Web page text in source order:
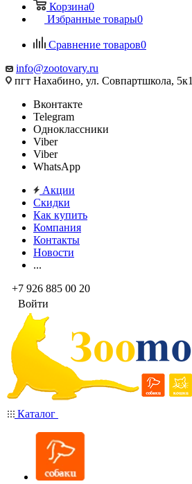
Корзина0
Избранные товары0
Сравнение товаров0
info@zootovary.ru
пгт Нахабино, ул. Совпартшкола, 5к1
Вконтакте
Telegram
Одноклассники
Viber
Viber
WhatsApp
Акции
Скидки
Как купить
Компания
Контакты
Новости
...
+7 926 885 00 20
Войти
Каталог